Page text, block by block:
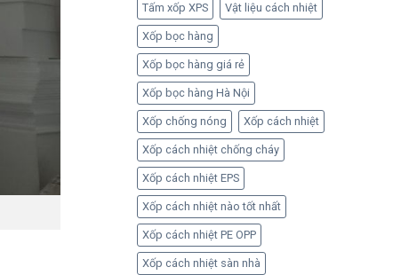
Tấm xốp XPS Vật liệu cách nhiệt
Xốp bọc hàng
Xốp bọc hàng giá rẻ
Xốp bọc hàng Hà Nội
Xốp chống nóng Xốp cách nhiệt
Xốp cách nhiệt chống cháy
Xốp cách nhiệt EPS
Xốp cách nhiệt nào tốt nhất
Xốp cách nhiệt PE OPP
Xốp cách nhiệt sàn nhà